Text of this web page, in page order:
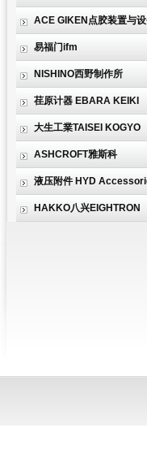
ACE GIKEN点胶装置与
易福门ifm
NISHINO西野制作所
荏原计器 EBARA KEIKI
大生工業TAISEI KOGYO
ASHCROFT雅斯科
液压附件 HYD
HAKKO八兴EIGHTRON